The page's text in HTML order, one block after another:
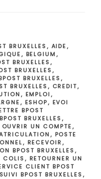
BRUXELLES, AIDE,
, BELGIUM,
BRUXELLES,
BRUXELLES,
BRUXELLES,
BRUXELLES, CREDIT,
, EMPLOI,
, ESHOP, EVOI
BPOST
BRUXELLES,
OUVRIR UN COMPTE,
, POSTE
, RECEVOIR,
BPOST BRUXELLES,
COLIS, RETOURNER UN
CLIENT BPOST
SUIVI BPOST BRUXELLES,